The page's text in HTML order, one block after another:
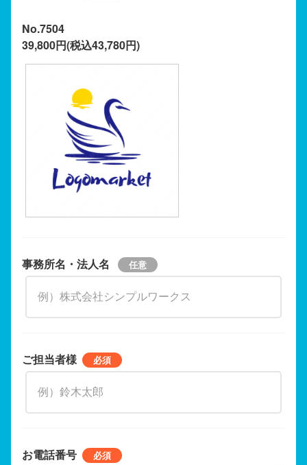
No.7504
39,800円(税込43,780円)
事務所名・法人名
ご担当者様
お電話番号